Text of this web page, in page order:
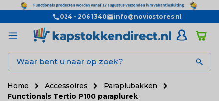
024 - 206 1340 info@noviostores.nl

Home Accessoires
Paraplubakken
Functionals Tertio P100 paraplurek